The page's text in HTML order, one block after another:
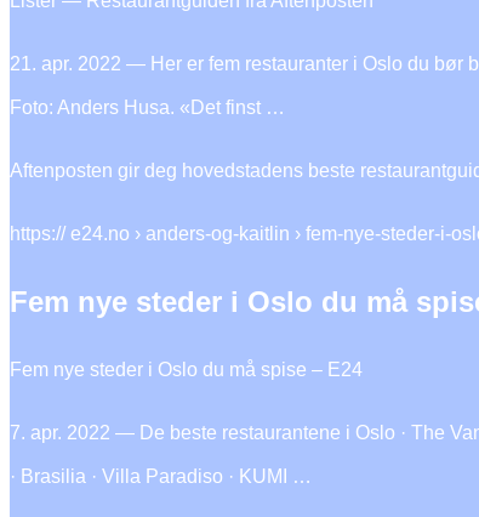
21. apr. 2022 — Her er fem restauranter i Oslo du bør
Foto: Anders Husa. «Det finst …
Aftenposten gir deg hovedstadens beste
https:// e24.no › anders-og-kaitlin › fem-nye-steder-i-
Fem nye steder i Oslo du må
Fem nye steder i Oslo du må spise – E24
7. apr. 2022 — De beste restaurantene i Oslo · The
· Brasilia · Villa Paradiso · KUMI …